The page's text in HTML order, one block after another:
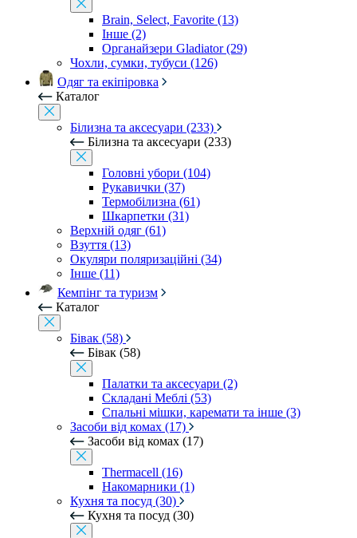
Brain, Select, Favorite (13)
Інше (2)
Органайзери Gladiator (29)
Чохли, сумки, тубуси (126)
Одяг та екіпіровка
Каталог
Білизна та аксесуари (233)
Білизна та аксесуари (233)
Головні убори (104)
Рукавички (37)
Термобілизна (61)
Шкарпетки (31)
Верхній одяг (61)
Взуття (13)
Окуляри поляризаційні (34)
Інше (11)
Кемпінг та туризм
Каталог
Бівак (58)
Бівак (58)
Палатки та аксесуари (2)
Складані Меблі (53)
Спальні мішки, каремати та інше (3)
Засоби від комах (17)
Засоби від комах (17)
Thermacell (16)
Накомарники (1)
Кухня та посуд (30)
Кухня та посуд (30)